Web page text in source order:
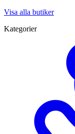
Visa alla butiker
Kategorier